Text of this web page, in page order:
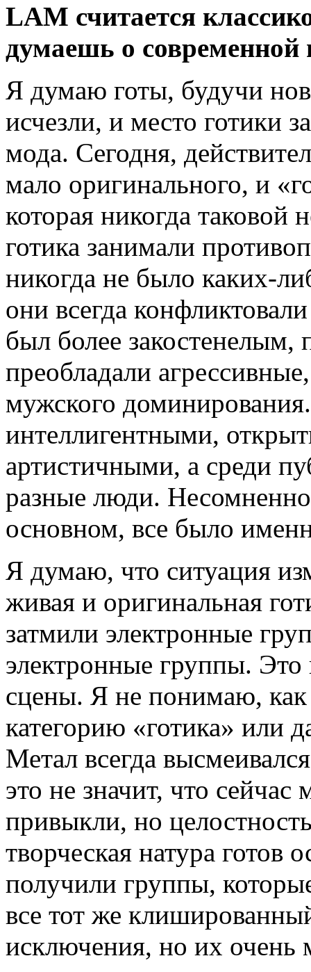
LAM считается
думаешь о современной
Я думаю готы, будучи
исчезли, и место готики
мода. Сегодня,
мало оригинального, и
которая никогда таковой
готика занимали
никогда не было каких-
они всегда
был более закостенелым,
преобладали
мужского
интеллигентными,
артистичными, а среди
разные люди.
основном, все было
Я думаю, что ситуация
живая и оригинальная
затмили электронные
электронные группы.
сцены. Я не понимаю, как
категорию «готика» или
Метал всегда
это не значит, что
привыкли, но
творческая натура готов
получили группы,
все тот же
исключения, но их очень